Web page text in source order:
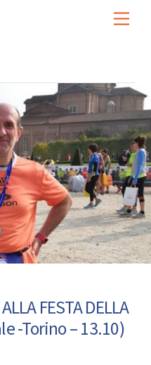
FESTA DELLA
-Torino – 13.10)